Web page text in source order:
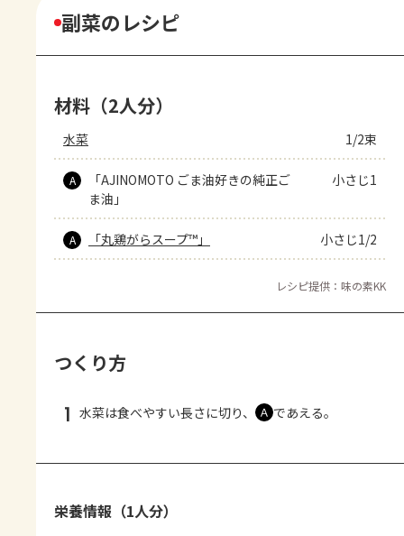
副菜のレシピ
材料（2人分）
水菜 1/2束
A
「AJINOMOTO ごま油好きの純正ご
ま油」
小さじ1
A 「丸鶏がらスープ™」 小さじ1/2
レシピ提供：味の素KK
つくり方
1 水菜は食べやすい長さに切り、 Ａ であえる。
栄養情報（1人分）